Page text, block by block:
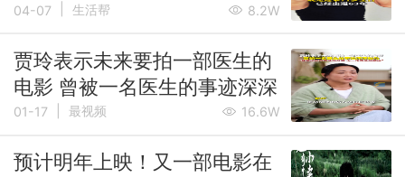
希望每年拍一部”
04-07 生活帮 8.2W
贾玲表示未来要拍一部医生的
电影 曾被一名医生的事迹深深
触动
01-17 最视频 16.6W
预计明年上映！又一部电影在